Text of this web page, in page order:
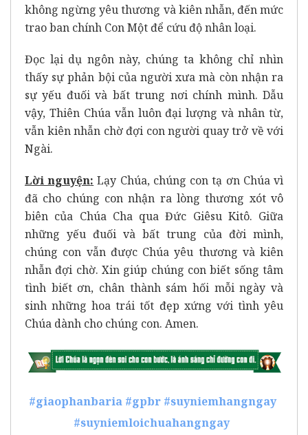
không ngừng yêu thương và kiên nhẫn, đến mức
trao ban chính Con Một để cứu độ nhân loại.
Đọc lại dụ ngôn này, chúng ta không chỉ nhìn
thấy sự phản bội của người xưa mà còn nhận ra
sự yếu đuối và bất trung nơi chính mình. Dẫu
vậy, Thiên Chúa vẫn luôn đại lượng và nhân từ,
vẫn kiên nhẫn chờ đợi con người quay trở về với
Ngài.
Lời nguyện: Lạy Chúa, chúng con tạ ơn Chúa vì
đã cho chúng con nhận ra lòng thương xót vô
biên của Chúa Cha qua Đức Giêsu Kitô. Giữa
những yếu đuối và bất trung của đời mình,
chúng con vẫn được Chúa yêu thương và kiên
nhẫn đợi chờ. Xin giúp chúng con biết sống tâm
tình biết ơn, chân thành sám hối mỗi ngày và
sinh những hoa trái tốt đẹp xứng với tình yêu
Chúa dành cho chúng con. Amen.
#giaophanbaria #gpbr #suyniemhangngay
#suyniemloichuahangngay